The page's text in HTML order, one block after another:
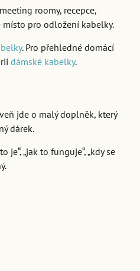
roomy, recepce,
místo pro odložení kabelky.
. Pro přehledné domácí
dámské kabelky.
jde o malý doplněk, který
dárek.
„jak to funguje“, „kdy se